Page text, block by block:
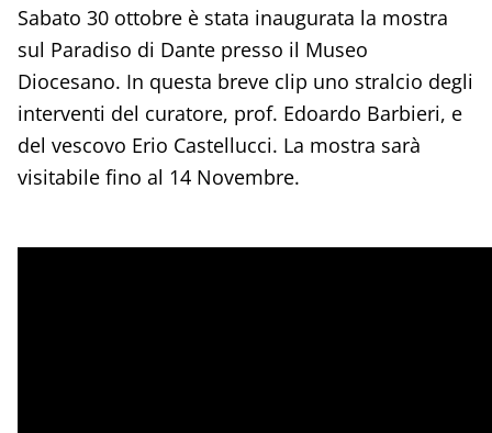
Sabato 30 ottobre è stata inaugurata la mostra
sul Paradiso di Dante presso il Museo
Diocesano. In questa breve clip uno stralcio degli
interventi del curatore, prof. Edoardo Barbieri, e
del vescovo Erio Castellucci. La mostra sarà
visitabile fino al 14 Novembre.